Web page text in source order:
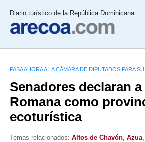
Diario turístico de la República Dominicana
PASA AHORA A LA CÁMARA DE DIPUTADOS PARA
Senadores declaran a
Romana como
ecoturística
Temas relacionados: Altos de Chavón, Azua,